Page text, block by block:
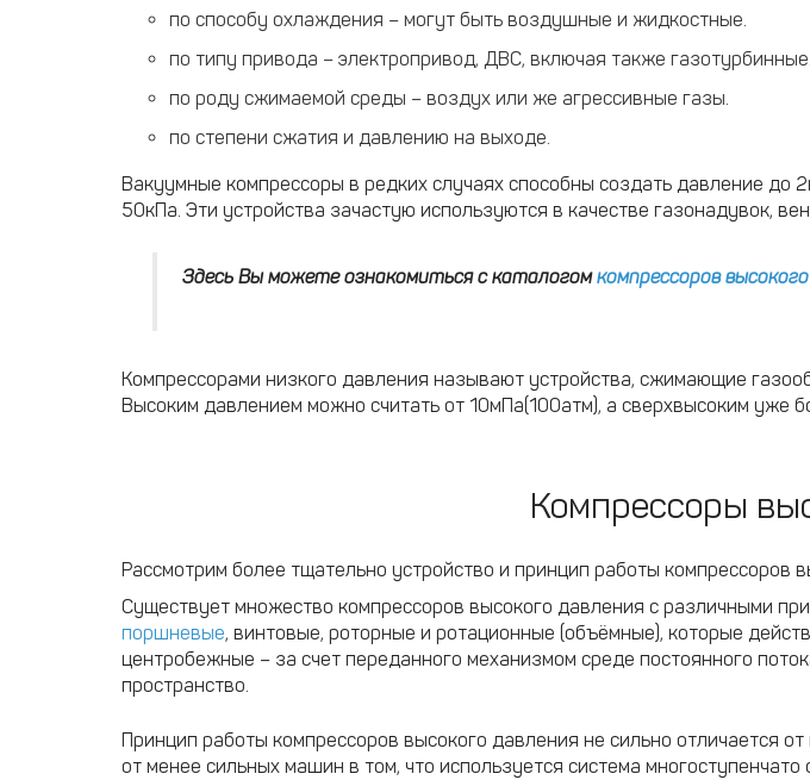
по способу охлаждения – могут быть воздушные и жидкостные.
по типу привода – электропривод, ДВС, включая также газотурбинные.
по роду сжимаемой среды – воздух или же агрессивные газы.
по степени сжатия и давлению на выходе.
Вакуумные компрессоры в редких случаях способны создать давление
50кПа. Эти устройства зачастую используются в качестве газонадувок,
Здесь Вы можете ознакомиться с каталогомкомпрессоров
Компрессорами низкого давления называют устройства, сжимающие
Высоким давлением можно считать от 10мПа(100атм), а сверхвысоким уже
Компрессоры
Рассмотрим более тщательно устройство и принцип работы компрессоров
Существует множество компрессоров высокого давления с различными
поршневые, винтовые, роторные и ротационные (объёмные), которые
центробежные – за счет переданного механизмом среде постоянного
пространство.
Принцип работы компрессоров высокого давления не сильно отличается
от менее сильных машин в том, что используется система